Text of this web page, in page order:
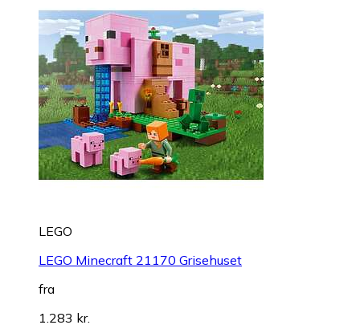
LEGO
LEGO Minecraft 21170 Grisehuset
fra
1.283 kr.